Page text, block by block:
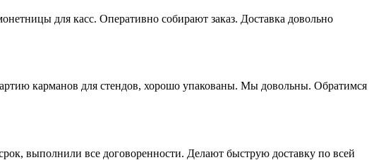
для касс. Оперативно собирают заказ. Доставка довольно
карманов для стендов, хорошо упакованы. Мы довольны. Обратимся
выполнили все договоренности. Делают быструю доставку по всей